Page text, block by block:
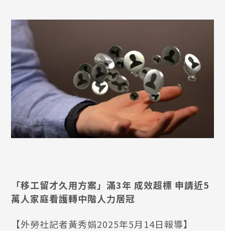
「移工留才久用方案」滿3年 成效超標 申請近5
萬人家庭看護轉中階人力居冠
【外勞社記者黃秀娟2025年5月14日報導】